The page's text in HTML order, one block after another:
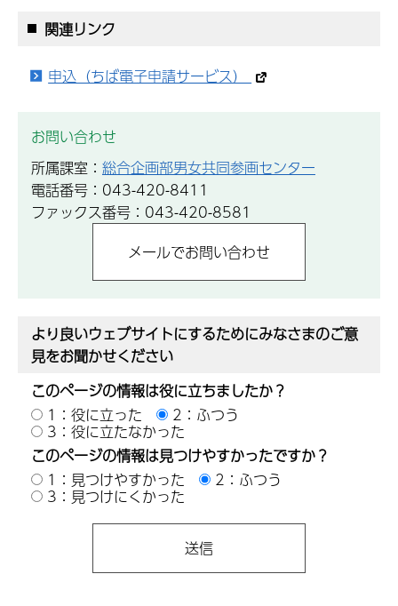
関連リンク
申込（ちば電子申請サービス）
お問い合わせ
所属課室： 総合企画部男女共同参画センター
電話番号：043-420-8411
ファックス番号：043-420-8581
より良いウェブサイトにするためにみなさまのご意
見をお聞かせください
このページの情報は役に立ちましたか？
1：役に立った
2：ふつう
3：役に立たなかった
このページの情報は見つけやすかったですか？
1：見つけやすかった
2：ふつう
3：見つけにくかった